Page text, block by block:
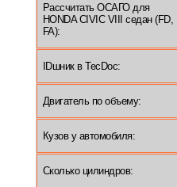
Рассчитать ОСАГО для
HONDA CIVIC VIII седан (FD,
FA):
IDшник в TecDoc:
Двигатель по объему:
Кузов у автомобиля:
Сколько цилиндров: